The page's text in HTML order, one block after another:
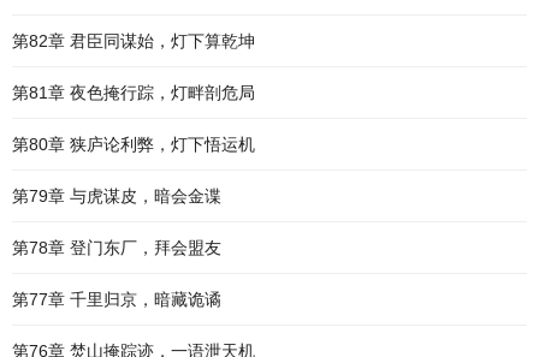
第82章 君臣同谋始，灯下算乾坤
第81章 夜色掩行踪，灯畔剖危局
第80章 狭庐论利弊，灯下悟运机
第79章 与虎谋皮，暗会金谍
第78章 登门东厂，拜会盟友
第77章 千里归京，暗藏诡谲
第76章 焚山掩踪迹，一语泄天机